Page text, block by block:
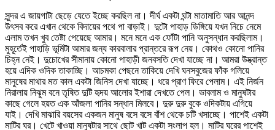
সুন্দর এ জায়গাটা ছেড়ে যেতে ইচ্ছে করছিল না। দীর্ঘ একটা ঘন্টা মাতামাতি আর আনন্দ
উৎসব করে এখান থেকে বিদায়ের পথে পা বাড়াই। দুটো পাহাড় ডিঙ্গিয়ে যখন নিচে নেমে
এলাম তখন খুব তেষ্টা পেয়েছে আমার। মনে মনে এক ফোঁটা পানি অনুসন্ধান করছিলাম।
মুহূর্তেই পাহাড়ি ভূমিটা আমার জন্য কারবালার প্রান্তরে রূপ নেয়। কোথও কোনো পানির
চিহ্ন নেই। দুচোখের সীমানায় কোনো পাহাড়ী জনবসতি দেখা যাচ্ছে না। আমরা উদ্ভ্রান্ত
হয়ে এদিক ওদিক তাকাচ্ছি। আচমকা পেছনে তাকিয়ে দেখি ঘনসবুজের ফাঁক গলিয়ে
মানুষের মাথার মত কাল একটা জিনিস দেখা যাচ্ছে। ধরে প্রাণ ফিরে পেলাম। এই নির্জন
নিরালায় নিঝুম বনে তৃষিত দুটি হৃদয় আলোর ইশারা দেখতে পেল। ভাবলাম ও মানুষটার
কাছে গেলে হয়ত এক আঁজলা পানির সন্ধান মিলবে। দুরু দুরু বুকে ওদিকটায় এগিয়ে
যাই। দেখি মাঝারি বয়সের একজন মানুষ বসে বসে বাঁশ থেকে চটি খসাচ্ছে। পাশেই একটা
মাটির ঘর। খেটে খাওয়া মানুষটার সাথে ছোট খাট একটা সংলাপ হল। মাটির ঘরের পাশেই